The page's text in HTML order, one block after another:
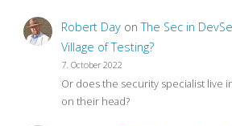
Myself"
Robert DayonThe Sec in
Village of Testing?
7. October 2022
Or does the security specialist live
on their head?